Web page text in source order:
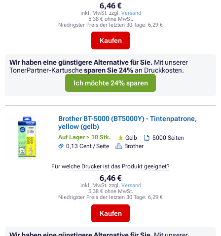
6,46 €
inkl. MwSt. zzgl. Versand
5,38 € ohne MwSt.
Niedrigster Preis der letzten 30 Tage: 6,29 €
Kaufen
Wir haben eine günstigere Alternative für Sie. Mit unserer
TonerPartner-Kartuschesparen Sie24%an Druckkosten.
Ich möchte 24% sparen
Brother BT-5000 (BT5000Y) - Tintenpatrone,
yellow (gelb)
Auf Lager > 10 Stk. Gelb
5000 Seiten
0,13 Cent / Seite
Brother
6,46 €
inkl. MwSt. zzgl. Versand
5,38 € ohne MwSt.
Niedrigster Preis der letzten 30 Tage: 6,29 €
Kaufen
Für welche Drucker ist das Produkt geeignet?